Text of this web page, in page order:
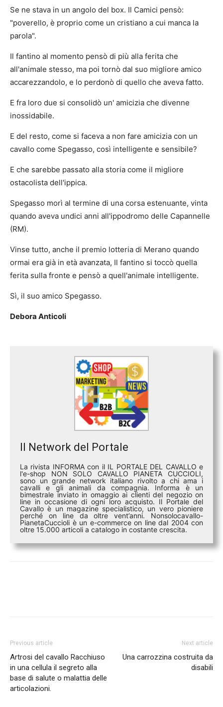
Se ne stava in un angolo del box. Il Camici pensò:
"poverello, è proprio come un cristiano a cui manca la
parola".
Il fantino al momento pensò di più alla ferita che
all'animale stesso, ma poi tornò dal suo migliore amico
accarezzandolo, e lo perdonò di quello che aveva fatto.
E fra loro due si consolidò un' amicizia che divenne
inossidabile.
E del resto, come si faceva a non fare amicizia con un
cavallo come Spegasso, così intelligente e sensibile?
E che sarebbe passato alla storia come il migliore
ostacolista dell'ippica.
Spegasso morì al termine di una corsa estenuante, vinta
quando aveva undici anni all'ippodromo delle Capannelle
(RM).
Vinse tutto, anche il premio lotteria di Merano quando
ormai era già in età avanzata, Il fantino si toccò quella
ferita sulla fronte e pensò a quell'animale intelligente.
Sì, il suo amico Spegasso.
Debora Anticoli
Il Network del Portale
La rivista INFORMA con il IL PORTALE DEL CAVALLO e
l'e-shop NON SOLO CAVALLO PIANETA CUCCIOLI,
sono un grande network italiano rivolto a chi ama i
cavalli e gli animali da compagnia. Informa è un
bimestrale inviato in omaggio ai clienti del negozio on
line in occasione di ogni loro acquisto. Il Portale del
Cavallo è un magazine specialistico, un vero pioniere
perché on line da oltre vent’anni. Nonsolocavallo-
PianetaCuccioli è un e-commerce on line dal 2004 con
oltre 15.000 articoli a catalogo in costante crescita.
Previous article
Artrosi del cavallo Racchiuso
in una cellula il segreto alla
base di salute o malattia delle
articolazioni.
Next article
Una carrozzina costruita da
disabili